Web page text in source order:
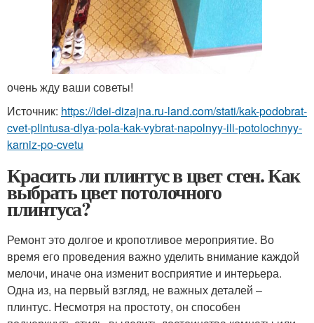
очень жду ваши советы!
Источник: https://idei-dizajna.ru-land.com/stati/kak-podobrat-
cvet-plintusa-dlya-pola-kak-vybrat-napolnyy-ili-potolochnyy-
karniz-po-cvetu
Красить ли плинтус в цвет стен. Как
выбрать цвет потолочного
плинтуса?
Ремонт это долгое и кропотливое мероприятие. Во
время его проведения важно уделить внимание каждой
мелочи, иначе она изменит восприятие и интерьера.
Одна из, на первый взгляд, не важных деталей –
плинтус. Несмотря на простоту, он способен